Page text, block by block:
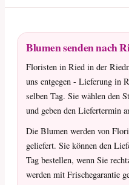
Blumen senden nach
Floristen in Ried in der
uns entgegen - Lieferung in
selben Tag. Sie wählen den
und geben den Liefertermin
Die Blumen werden von
geliefert. Sie können den
Tag bestellen, wenn Sie
werden mit Frischegarantie